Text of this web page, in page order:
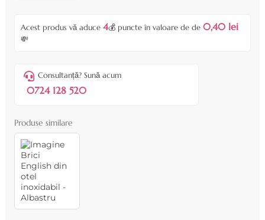
Acest produs vă aduce 4💰 puncte în valoare de de 0,40 lei
💸
Consultanță? Sună acum
0724 128 520
Produse similare